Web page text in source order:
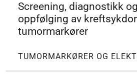
Screening, diagnostikk og
oppfølging av
tumormarkører
TUMORMARKØRER OG